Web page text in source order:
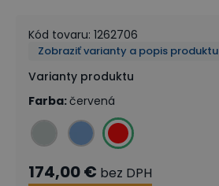
Kód tovaru: 1262706
Zobraziť varianty a popis produktu
Varianty produktu
Farba:červená
174,00 € bez DPH